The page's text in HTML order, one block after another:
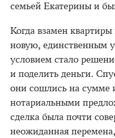
семьей Екатерины и
Когда взамен
новую, единственным
условием стало
и поделить деньги.
они сошлись на сумме
нотариальными
сделка была почти
неожиданная